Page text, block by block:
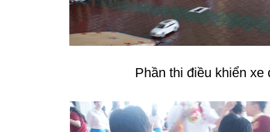
Phần thi điều khiển xe